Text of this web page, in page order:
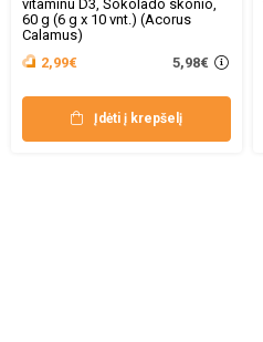
vitaminu D3, Šokolado skonio,
60 g (6 g x 10 vnt.) (Acorus
Calamus)
2,99€
5,98€
Įdėti į krepšelį